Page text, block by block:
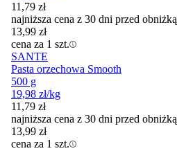
11,79 zł
najniższa cena z 30 dni przed obniżką
13,99 zł
cena za 1 szt.
SANTE
Pasta orzechowa Smooth
500 g
19,98 zł/kg
11,79 zł
najniższa cena z 30 dni przed obniżką
13,99 zł
cena za 1 szt.